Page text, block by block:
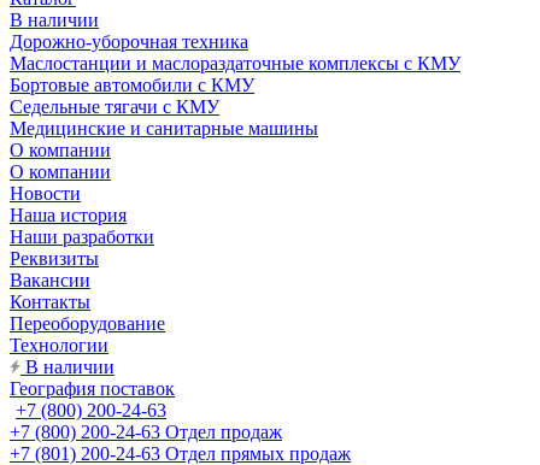
В наличии
Дорожно-уборочная техника
Маслостанции и маслораздаточные комплексы с КМУ
Бортовые автомобили с КМУ
Седельные тягачи с КМУ
Медицинские и санитарные машины
О компании
О компании
Новости
Наша история
Наши разработки
Реквизиты
Вакансии
Контакты
Переоборудование
Технологии
В наличии
География поставок
+7 (800) 200-24-63
+7 (800) 200-24-63 Отдел продаж
+7 (801) 200-24-63 Отдел прямых продаж